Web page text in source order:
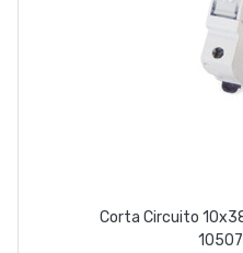
Corta Circuito